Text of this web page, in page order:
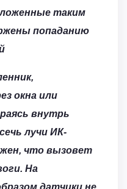
таким
попаданию
окна или
внутрь
лучи ИК-
что вызовет
На
датчики не